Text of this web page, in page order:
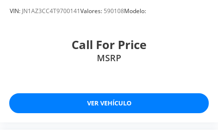
VIN: JN1AZ3CC4T9700141Valores: 590108Modelo:
Call For Price
MSRP
VER VEHÍCULO